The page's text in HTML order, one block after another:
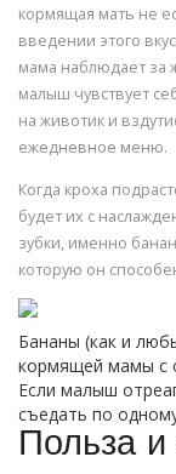
кормящая мать не
введении этого
мама наблюдает за
малыш чувствует
на животик и
ежедневное меню.
Когда кроха
будет их с
зубки, именно
которую он
Бананы (как и
кормящей мамы с
Если малыш
съедать по
Польза и